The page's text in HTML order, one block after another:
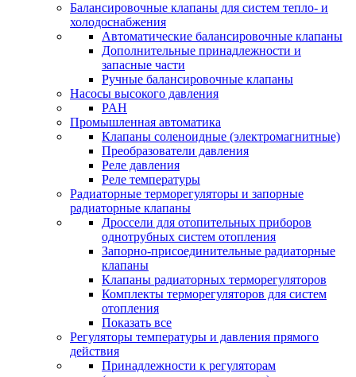
Балансировочные клапаны для систем тепло- и
холодоснабжения
Автоматические балансировочные клапаны
Дополнительные принадлежности и
запасные части
Ручные балансировочные клапаны
Насосы высокого давления
PAH
Промышленная автоматика
Клапаны соленоидные (электромагнитные)
Преобразователи давления
Реле давления
Реле температуры
Радиаторные терморегуляторы и запорные
радиаторные клапаны
Дроссели для отопительных приборов
однотрубных систем отопления
Запорно-присоединительные радиаторные
клапаны
Клапаны радиаторных терморегуляторов
Комплекты терморегуляторов для систем
отопления
Показать все
Регуляторы температуры и давления прямого
действия
Принадлежности к регуляторам